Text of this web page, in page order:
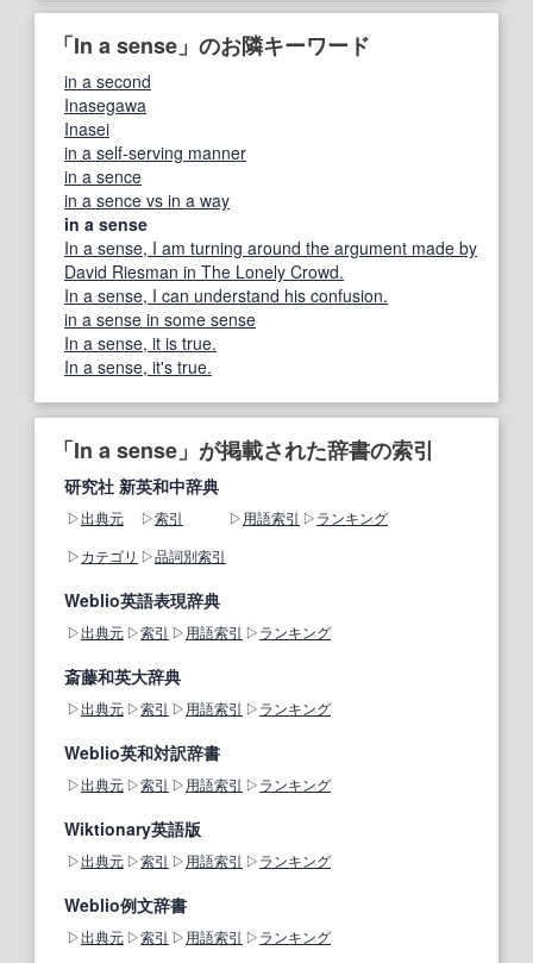
「In a sense」のお隣キーワード
in a second
Inasegawa
Inasei
in a self‐serving manner
in a sence
in a sence vs in a way
in a sense
In a sense, I am turning around the argument made by
David Riesman in The Lonely Crowd.
In a sense, I can understand his confusion.
in a sense in some sense
In a sense, it is true.
In a sense, it's true.
「In a sense」が掲載された辞書の索引
研究社 新英和中辞典
出典元 索引 用語索引
ランキング
カテゴリ
品詞別索引
Weblio英語表現辞典
出典元 索引 用語索引 ランキング
斎藤和英大辞典
出典元 索引 用語索引 ランキング
Weblio英和対訳辞書
出典元 索引 用語索引 ランキング
Wiktionary英語版
出典元 索引 用語索引 ランキング
Weblio例文辞書
出典元 索引 用語索引 ランキング